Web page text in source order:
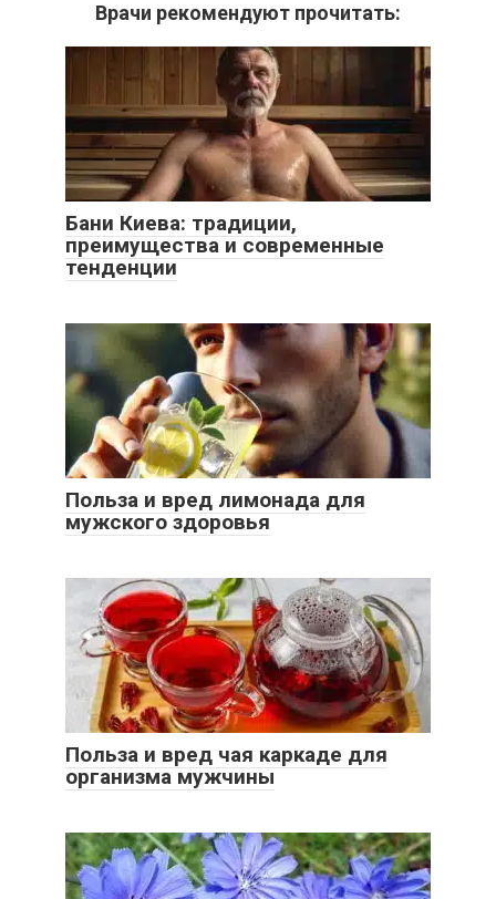
Врачи рекомендуют прочитать:
Бани Киева: традиции,
преимущества и современные
тенденции
Польза и вред лимонада для
мужского здоровья
Польза и вред чая каркаде для
организма мужчины